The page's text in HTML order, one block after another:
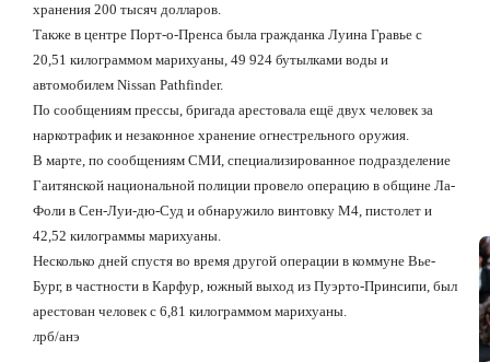
хранения 200 тысяч долларов.
Также в центре Порт-о-Пренса была гражданка Луина Гравье с
20,51 килограммом марихуаны, 49 924 бутылками воды и
автомобилем Nissan Pathfinder.
По сообщениям прессы, бригада арестовала ещё двух человек за
наркотрафик и незаконное хранение огнестрельного оружия.
В марте, по сообщениям СМИ, специализированное подразделение
Гаитянской национальной полиции провело операцию в общине Ла-
Фоли в Сен-Луи-дю-Суд и обнаружило винтовку М4, пистолет и
42,52 килограммы марихуаны.
Несколько дней спустя во время другой операции в коммуне Вье-
Бург, в частности в Карфур, южный выход из Пуэрто-Принсипи, был
арестован человек с 6,81 килограммом марихуаны.
лрб/анэ